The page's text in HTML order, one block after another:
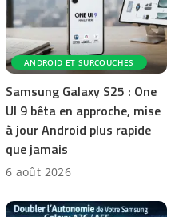
ANDROID ET SURCOUCHES
Samsung Galaxy S25 : One
UI 9 bêta en approche, mise
à jour Android plus rapide
que jamais
6 août 2026